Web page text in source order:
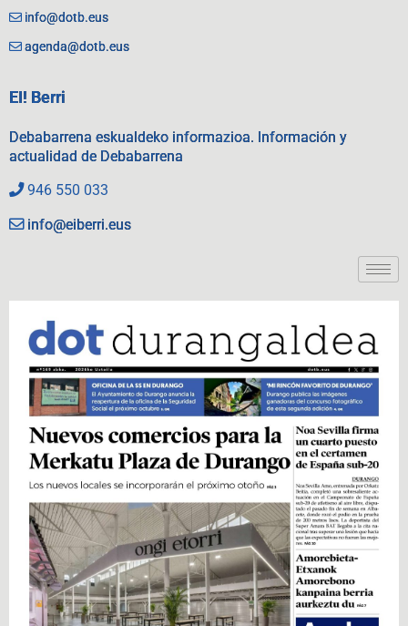
info@dotb.eus
agenda@dotb.eus
EI! Berri
Debabarrena eskualdeko informazioa. Información y
actualidad de Debabarrena
946 550 033
info@eiberri.eus